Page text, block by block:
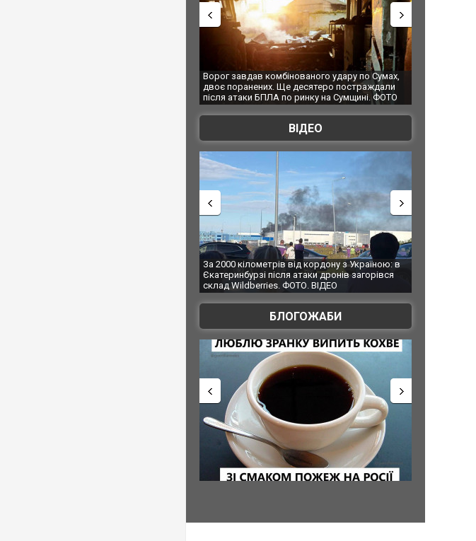
За 2000 кілометрів від кордону з Україною: в
Єкатеринбурзі після атаки дронів загорівся
склад Wildberries. ФОТО. ВІДЕО
ВІДЕО
В Таїланді футболіст загинув від удару
блискавки під час матчу: ще 12 людей
постраждали. ВІДЕО
БЛОГОЖАБИ